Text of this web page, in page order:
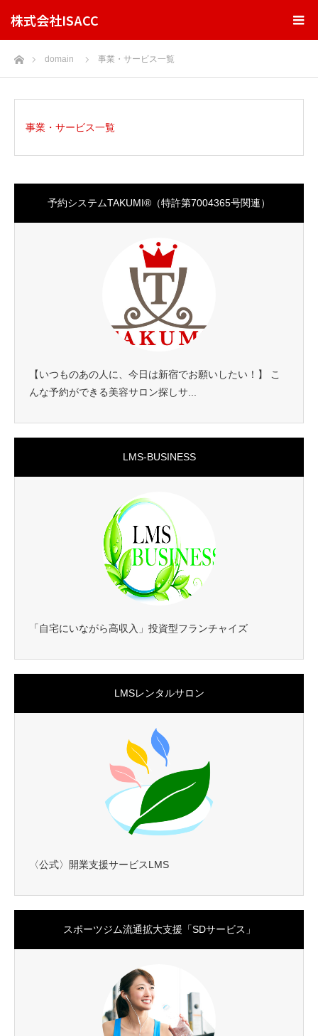
株式会社ISACC
ホームdomain 事業・サービス一覧
事業・サービス一覧
予約システムTAKUMI®︎（特許第7004365号関連）
【いつものあの人に、今日は新宿でお願いしたい！】 こ
んな予約ができる美容サロン探しサ...
LMS-BUSINESS
「自宅にいながら高収入」投資型フランチャイズ
LMSレンタルサロン
〈公式〉開業支援サービスLMS
スポーツジム流通拡大支援「SDサービス」